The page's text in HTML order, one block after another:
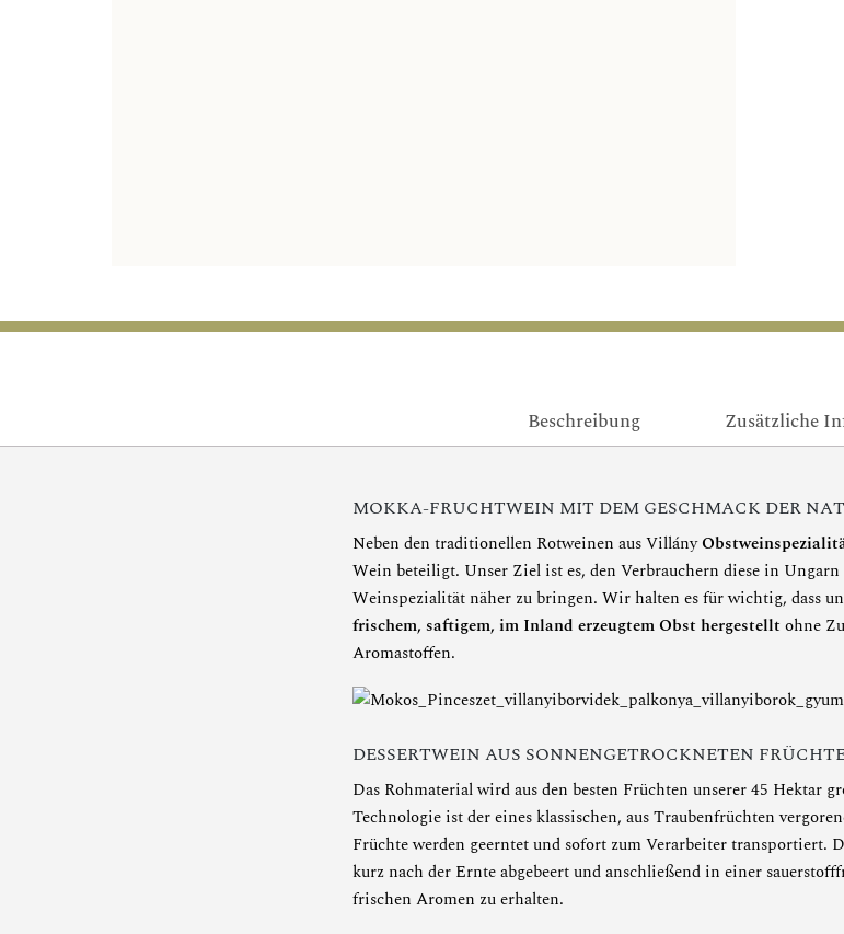
Beschreibung Zusätzliche
MOKKA-FRUCHTWEIN MIT DEM GESCHMACK DER
Neben den traditionellen Rotweinen aus Villány
Wein beteiligt. Unser Ziel ist es, den Verbrauchern diese in
Weinspezialität näher zu bringen. Wir halten es für wichtig, dass
frischem, saftigem, im Inland erzeugtem Obst hergestellt ohne
Aromastoffen.
DESSERTWEIN AUS SONNENGETROCKNETEN
Das Rohmaterial wird aus den besten Früchten unserer 45 Hektar
Technologie ist der eines klassischen, aus Traubenfrüchten
Früchte werden geerntet und sofort zum Verarbeiter transportiert.
kurz nach der Ernte abgebeert und anschließend in einer
frischen Aromen zu erhalten.